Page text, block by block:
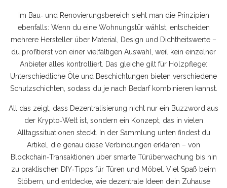
Im Bau‑ und Renovierungsbereich sieht man die Prinzipien
ebenfalls: Wenn du eine Wohnungstür wählst, entscheiden
mehrere Hersteller über Material, Design und Dichtheitswerte –
du profitierst von einer vielfältigen Auswahl, weil kein einzelner
Anbieter alles kontrolliert. Das gleiche gilt für Holzpflege:
Unterschiedliche Öle und Beschichtungen bieten verschiedene
Schutzschichten, sodass du je nach Bedarf kombinieren kannst.
All das zeigt, dass Dezentralisierung nicht nur ein Buzzword aus
der Krypto‑Welt ist, sondern ein Konzept, das in vielen
Alltagssituationen steckt. In der Sammlung unten findest du
Artikel, die genau diese Verbindungen erklären – von
Blockchain‑Transaktionen über smarte Türüberwachung bis hin
zu praktischen DIY‑Tipps für Türen und Möbel. Viel Spaß beim
Stöbern, und entdecke, wie dezentrale Ideen dein Zuhause